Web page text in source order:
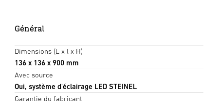
Général
Dimensions (L x l x H)
136 x 136 x 900 mm
Avec source
Oui, système d'éclairage LED STEINEL
Garantie du fabricant